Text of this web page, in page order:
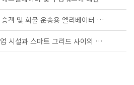
KS B ISO/TS 8100-21 - 승객 및 화물 운송용 엘리베이터 —제21부: 세계공통 필수안전요건(GESRs)을 충족하는 세계공통 안전 파라미터(GSPs)
KS C IEC TS 62872 - 산업 시설과 스마트 그리드 사이의 산업 공정 측정, 제어 및 자동화 시스템 인터페이스